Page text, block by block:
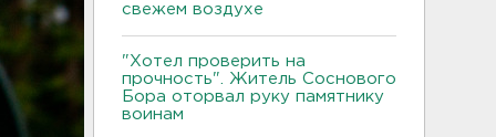
свежем воздухе
"Хотел проверить на
прочность". Житель Соснового
Бора оторвал руку памятнику
воинам